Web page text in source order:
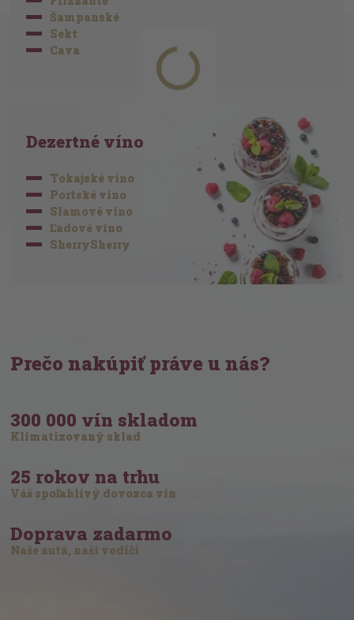
Šampanské
Sekt
Cava
Dezertné víno
Tokajské víno
Portské víno
Slamové víno
Ľadové víno
SherrySherry
Prečo nakúpiť práve u nás?
300 000 vín skladom
Klimatizovaný sklad
25 rokov na trhu
Váš spoľahlivý dovozca vín
Doprava zadarmo
Naše autá, naši vodiči